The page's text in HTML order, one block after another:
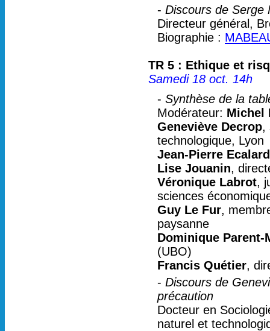
- Discours de Serge
Directeur général,
Biographie :
TR 5 : Ethique et
Samedi 18 oct. 14h
- Synthèse de la
Modérateur: Michel
Geneviève Decrop,
technologique, Lyon
Jean-Pierre Ecalard
Lise Jouanin,
Véronique Labrot,
sciences
Guy Le Fur,
paysanne
Dominique Parent-
(UBO)
Francis Quétier,
- Discours de
précaution
Docteur en
naturel et